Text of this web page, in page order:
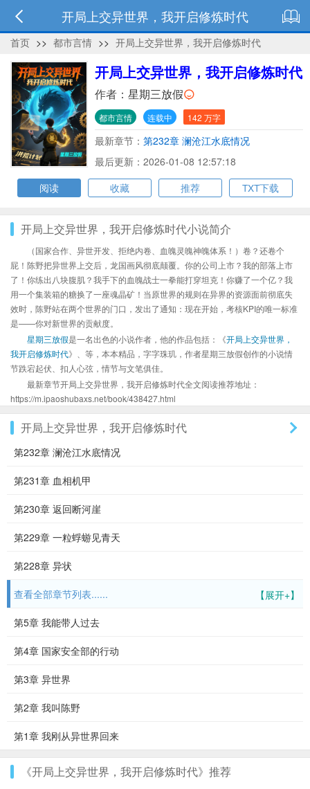
开局上交异世界，我开启修炼时代
首页 >> 都市言情 >> 开局上交异世界，我开启修炼时代
开局上交异世界，我开启修炼时代
作者： 星期三放假
都市言情 连载中 142 万字
最新章节： 第232章 澜沧江水底情况
最后更新：2026-01-08 12:57:18
阅读
收藏 推荐 TXT下载
开局上交异世界，我开启修炼时代小说简介
（国家合作、异世开发、拒绝内卷、血魄灵魄神魄体系！）卷？还卷个
屁！陈野把异世界上交后，龙国画风彻底颠覆。你的公司上市？我的部落上市
了！你练出八块腹肌？我手下的血魄战士一拳能打穿坦克！你赚了一个亿？我
用一个集装箱的糖换了一座魂晶矿！当原世界的规则在异界的资源面前彻底失
效时，陈野站在两个世界的门口，发出了通知：现在开始，考核KPI的唯一标准
是——你对新世界的贡献度。
星期三放假是一名出色的小说作者，他的作品包括：《开局上交异世界，
我开启修炼时代》、等，本本精品，字字珠玑，作者星期三放假创作的小说情
节跌宕起伏、扣人心弦，情节与文笔俱佳。
最新章节开局上交异世界，我开启修炼时代全文阅读推荐地址：
https://m.ipaoshubaxs.net/book/438427.html
开局上交异世界，我开启修炼时代
第232章 澜沧江水底情况
第231章 血相机甲
第230章 返回断河崖
第229章 一粒蜉蝣见青天
第228章 异状
【展开+】
查看全部章节列表......
第5章 我能带人过去
第4章 国家安全部的行动
第3章 异世界
第2章 我叫陈野
第1章 我刚从异世界回来
《开局上交异世界，我开启修炼时代》推荐